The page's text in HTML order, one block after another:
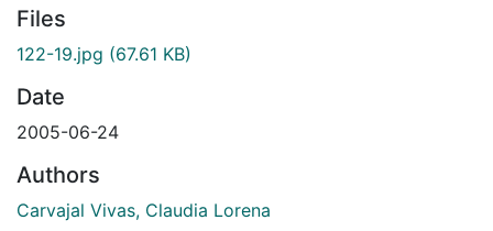
Files
122-19.jpg (67.61 KB)
Date
2005-06-24
Authors
Carvajal Vivas, Claudia Lorena